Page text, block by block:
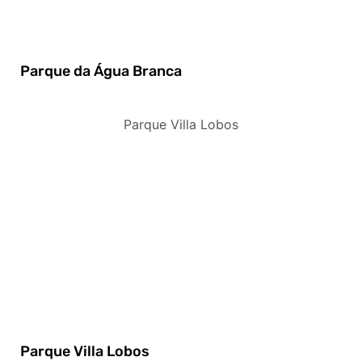
Parque da Água Branca
Parque Villa Lobos
Parque Villa Lobos